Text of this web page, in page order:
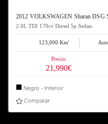
2012 VOLKSWAGEN Sharan DSG
2.0L TDI 170cv Diesel 5p Sedan
123,000 Km'
Precio
21,990€
Negro - Interior
Comparar